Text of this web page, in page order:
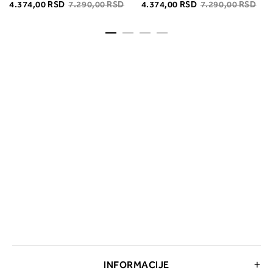
4.374,00 RSD 7.290,00 RSD
4.374,00 RSD 7.290,00 RSD
INFORMACIJE